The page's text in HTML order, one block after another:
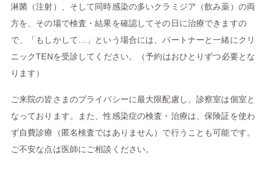
淋菌（注射）、そして同時感染の多いクラミジア（飲み薬）の両
方を、その場で検査・結果を確認してその日に治療できますの
で、「もしかして…」という場合には、パートナーと一緒にクリ
ニックTENを受診してください。（予約はおひとりずつ必要とな
ります）
ご来院の皆さまのプライバシーに最大限配慮し、診察室は個室と
なっております。また、性感染症の検査・治療は、保険証を使わ
ず自費診療（匿名検査ではありません）で行うことも可能です。
ご不安な点は医師にご相談ください。